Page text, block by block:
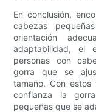
En conclusión,
cabezas
orientación
adaptabilidad, el
personas con
gorra que se
tamaño. Con estos
confianza la
pequeñas que se